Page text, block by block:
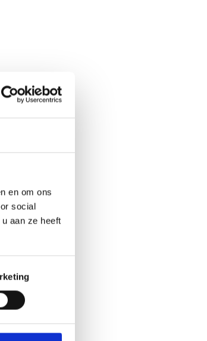
en om ons
social
aan ze heeft